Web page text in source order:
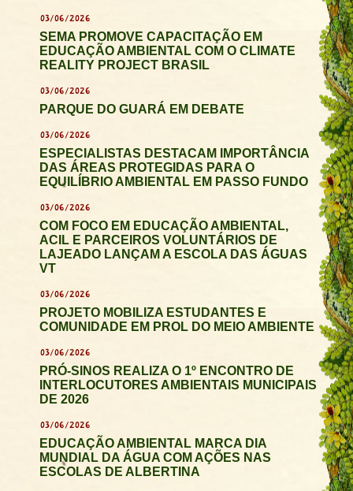
03/06/2026
SEMA PROMOVE CAPACITAÇÃO EM
EDUCAÇÃO AMBIENTAL COM O CLIMATE
REALITY PROJECT BRASIL
03/06/2026
PARQUE DO GUARÁ EM DEBATE
03/06/2026
ESPECIALISTAS DESTACAM IMPORTÂNCIA
DAS ÁREAS PROTEGIDAS PARA O
EQUILÍBRIO AMBIENTAL EM PASSO FUNDO
03/06/2026
COM FOCO EM EDUCAÇÃO AMBIENTAL,
ACIL E PARCEIROS VOLUNTÁRIOS DE
LAJEADO LANÇAM A ESCOLA DAS ÁGUAS
VT
03/06/2026
PROJETO MOBILIZA ESTUDANTES E
COMUNIDADE EM PROL DO MEIO AMBIENTE
03/06/2026
PRÓ-SINOS REALIZA O 1º ENCONTRO DE
INTERLOCUTORES AMBIENTAIS MUNICIPAIS
DE 2026
03/06/2026
EDUCAÇÃO AMBIENTAL MARCA DIA
MUNDIAL DA ÁGUA COM AÇÕES NAS
ESCOLAS DE ALBERTINA